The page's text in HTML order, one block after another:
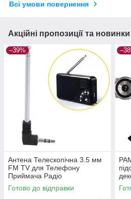
Всі умови повернення
Акційні пропозиції та новинки
–39%
Антена Телескопічна 3.5 мм
FM TV для Телефону
Приймача Радіо
Готово до відправки